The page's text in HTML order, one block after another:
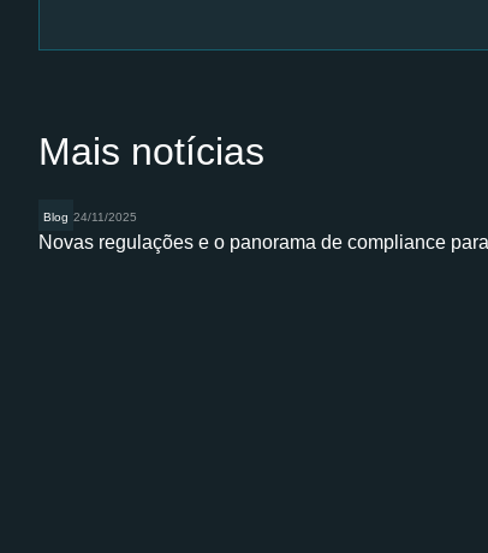
Mais notícias
Blog 24/11/2025
Novas regulações e o panorama de compliance